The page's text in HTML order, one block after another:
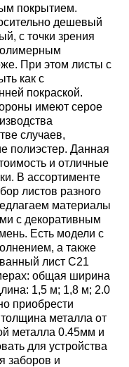
покрытием.
дешевый
с точки зрения
При этом листы с
как с
покраской.
имеют серое
случаев,
полиэстер. Данная
и отличные
В ассортименте
листов разного
материалы
с декоративным
Есть модели с
а также
лист С21
общая ширина
1,5 м; 1,8 м; 2.0
приобрести
металла от
металла 0.45мм и
для устройства
заборов и